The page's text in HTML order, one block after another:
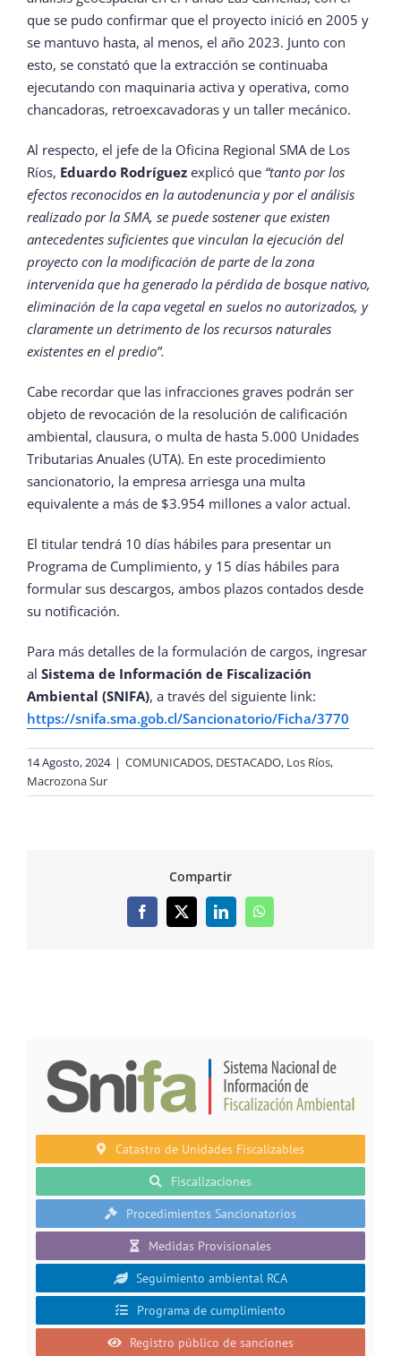
que se pudo confirmar que el proyecto inició en 2005 y
se mantuvo hasta, al menos, el año 2023. Junto con
esto, se constató que la extracción se continuaba
ejecutando con maquinaria activa y operativa, como
chancadoras, retroexcavadoras y un taller mecánico.
Al respecto, el jefe de la Oficina Regional SMA de Los
Ríos, Eduardo Rodríguez explicó que “tanto por los
efectos reconocidos en la autodenuncia y por el análisis
realizado por la SMA, se puede sostener que existen
antecedentes suficientes que vinculan la ejecución del
proyecto con la modificación de parte de la zona
intervenida que ha generado la pérdida de bosque nativo,
eliminación de la capa vegetal en suelos no autorizados, y
claramente un detrimento de los recursos naturales
existentes en el predio”.
Cabe recordar que las infracciones graves podrán ser
objeto de revocación de la resolución de calificación
ambiental, clausura, o multa de hasta 5.000 Unidades
Tributarias Anuales (UTA). En este procedimiento
sancionatorio, la empresa arriesga una multa
equivalente a más de $3.954 millones a valor actual.
El titular tendrá 10 días hábiles para presentar un
Programa de Cumplimiento, y 15 días hábiles para
formular sus descargos, ambos plazos contados desde
su notificación.
Para más detalles de la formulación de cargos, ingresar
al Sistema de Información de Fiscalización
Ambiental (SNIFA), a través del siguiente link:
https://snifa.sma.gob.cl/Sancionatorio/Ficha/3770
14 Agosto, 2024 | COMUNICADOS, DESTACADO, Los Ríos,
Macrozona Sur
Compartir
Facebook
X LinkedInWhatsApp
Catastro de Unidades Fiscalizables
Fiscalizaciones
Procedimientos Sancionatorios
Medidas Provisionales
Seguimiento ambiental RCA
Programa de cumplimiento
Registro público de sanciones